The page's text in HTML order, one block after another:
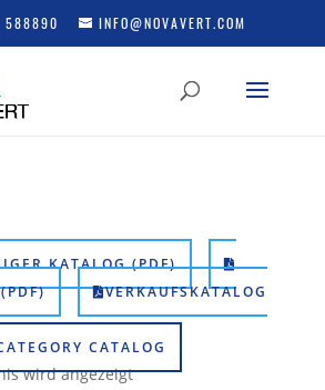
588890 INFO@NOVAVERT.COM
KATALOG (PDF)
VERKAUFSKATALOG
CATALOG
wird angezeigt